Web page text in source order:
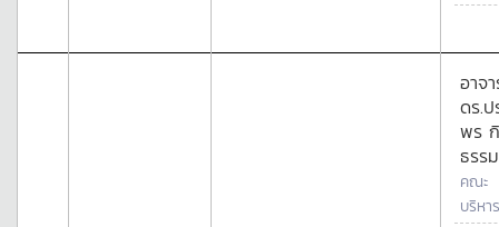
อาจ
ดร.ป
พร
ธรร
คณะ
บริหา